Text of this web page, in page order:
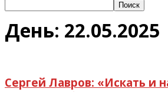
День: 22.05.2025
Сергей Лавров: «Искать и